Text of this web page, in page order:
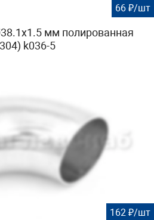
66 ₽/шт
мм полированная
k036-5
162 ₽/шт